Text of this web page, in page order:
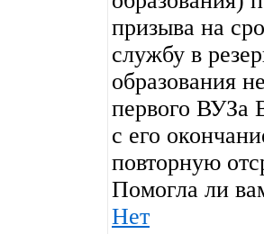
призыва на
службу в
образования
первого ВУЗа
с его
повторную
Помогла ли
Нет